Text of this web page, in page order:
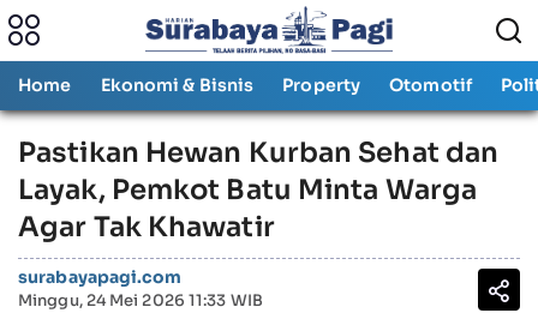
Home Ekonomi & Bisnis Property Otomotif
Pastikan Hewan Kurban Sehat dan
Layak, Pemkot Batu Minta Warga
Agar Tak Khawatir
surabayapagi.com
Minggu, 24 Mei 2026 11:33 WIB